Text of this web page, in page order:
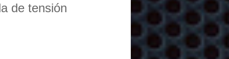
de tensión